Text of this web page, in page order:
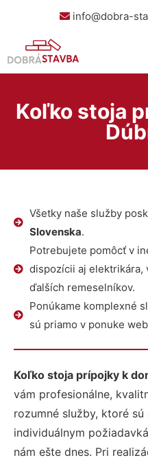
info@dobra-
Koľko stoja
Všetky naše služby
Slovenska.
Potrebujete pomôcť v
dispozícii aj elektrikára,
ďalších remeselníkov.
Ponúkame komplexné
sú priamo v ponuke
Koľko stoja prípojky k
vám profesionálne,
rozumné služby, ktoré
individuálnym
nám ešte dnes. Pri